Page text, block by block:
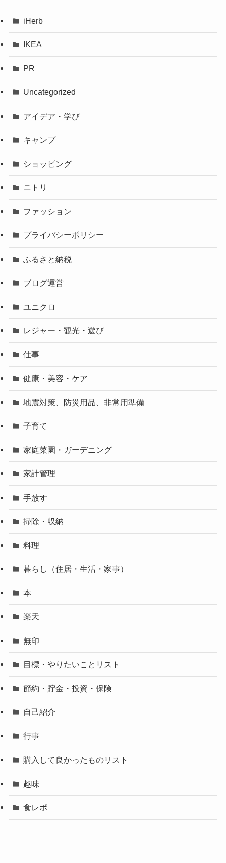
iHerb
IKEA
PR
Uncategorized
アイデア・学び
キャンプ
ショッピング
ニトリ
ファッション
プライバシーポリシー
ふるさと納税
ブログ運営
ユニクロ
レジャー・観光・遊び
仕事
健康・美容・ケア
地震対策、防災用品、非常用準備
子育て
家庭菜園・ガーデニング
家計管理
手放す
掃除・収納
料理
暮らし（住居・生活・家事）
本
楽天
無印
目標・やりたいことリスト
節約・貯金・投資・保険
自己紹介
行事
購入して良かったものリスト
趣味
食レポ